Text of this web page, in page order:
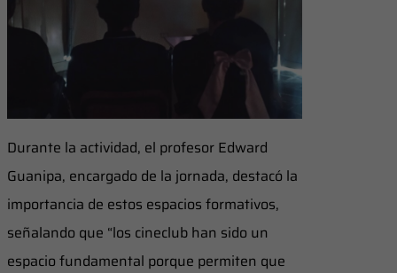
Durante la actividad, el profesor Edward
Guanipa, encargado de la jornada, destacó la
importancia de estos espacios formativos,
señalando que “los cineclub han sido un
espacio fundamental porque permiten que